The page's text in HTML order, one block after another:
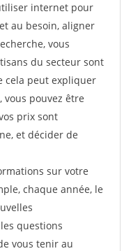
internet pour
au besoin, aligner
vous
du secteur sont
cela peut expliquer
pouvez être
prix sont
et décider de
sur votre
chaque année, le
questions
vous tenir au